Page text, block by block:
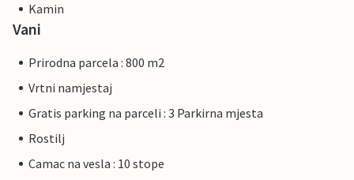
Kamin
Vani
Prirodna parcela : 800 m2
Vrtni namjestaj
Gratis parking na parceli : 3 Parkirna mjesta
Rostilj
Camac na vesla : 10 stope